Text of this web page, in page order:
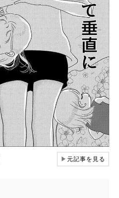
▶元記事を見る